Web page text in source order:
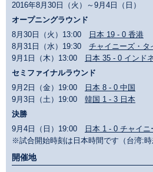
2016年8月30日（火）～9月4日（日）
オープニングラウンド
8月30日（火）13:00
日本 19 - 0 香港
8月31日（水）19:30 チャイニーズ・タ
9月1日（木）13:00
日本 35 - 0 インド
セミファイナルラウンド
9月2日（金）19:00
日本 8 - 0 中国
9月3日（土）19:00 韓国 1 - 3 日本
決勝
9月4日（日）19:00
日本 1 - 0 チャイ
※試合開始時刻は日本時間です（台湾:時
開催地